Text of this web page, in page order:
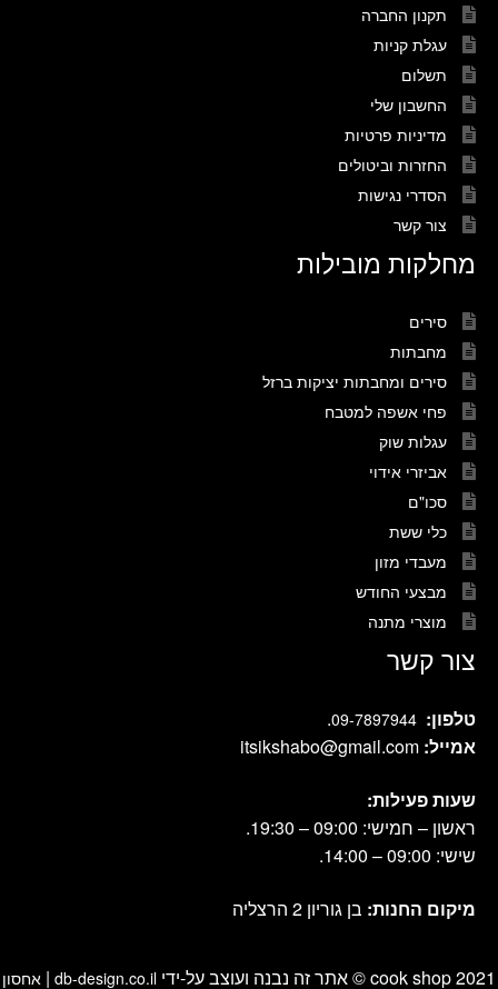
תקנון החברה
עגלת קניות
תשלום
החשבון שלי
מדיניות פרטיות
החזרות וביטולים
הסדרי נגישות
צור קשר
מחלקות מובילות
סירים
מחבתות
סירים ומחבתות יציקות ברזל
פחי אשפה למטבח
עגלות שוק
אביזרי אידוי
סכו"ם
כלי ששת
מעבדי מזון
מבצעי החודש
מוצרי מתנה
צור קשר
טלפון: 09-7897944
.
אמייל: itsikshabo@gmail.com
שעות פעילות:
ראשון – חמישי: 09:00 – 19:30.
שישי: 09:00 – 14:00.
מיקום החנות: בן גוריון 2 הרצליה
cook shop 2021 © אתר זה נבנה ועוצב על-ידי | אחסון